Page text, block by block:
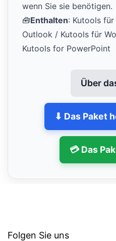
wenn Sie sie benötigen.
🧰Enthalten: Kutools
Outlook / Kutools für
Kutools for PowerPoint
Über
⬇ Das Paket
💳 Das
Folgen Sie uns